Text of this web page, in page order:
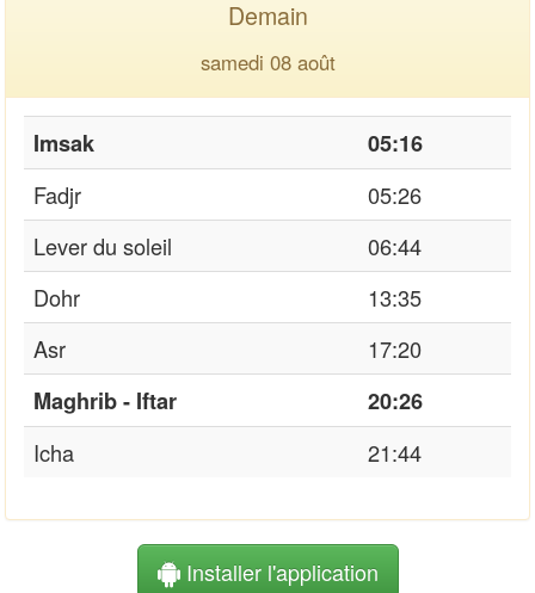
Demain
samedi 08 août
Imsak
05:16
Fadjr
05:26
Lever du soleil
06:44
Dohr
13:35
Asr
17:20
Maghrib - Iftar
20:26
Icha
21:44
Installer l'application